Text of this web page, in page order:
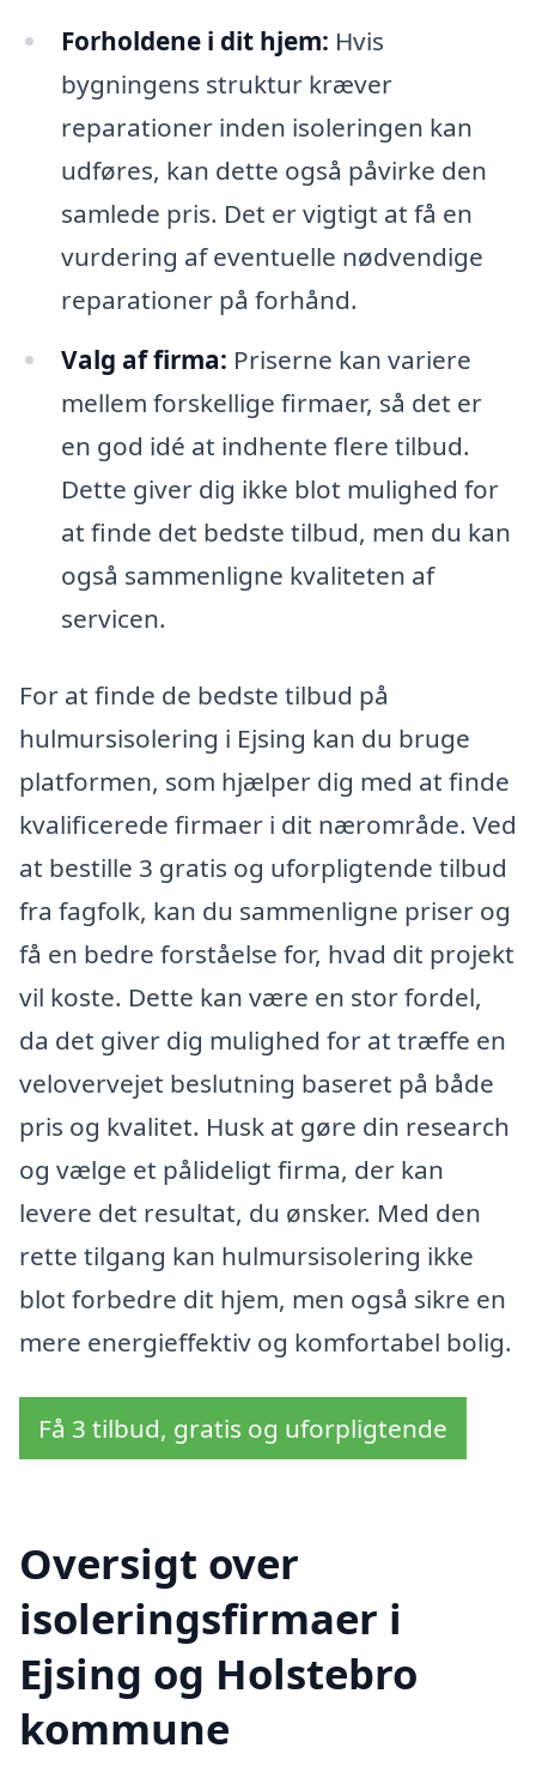
Forholdene i dit hjem: Hvis
bygningens struktur kræver
reparationer inden isoleringen kan
udføres, kan dette også påvirke den
samlede pris. Det er vigtigt at få en
vurdering af eventuelle nødvendige
reparationer på forhånd.
Valg af firma: Priserne kan variere
mellem forskellige firmaer, så det er
en god idé at indhente flere tilbud.
Dette giver dig ikke blot mulighed for
at finde det bedste tilbud, men du kan
også sammenligne kvaliteten af
servicen.
For at finde de bedste tilbud på
hulmursisolering i Ejsing kan du bruge
platformen, som hjælper dig med at finde
kvalificerede firmaer i dit nærområde. Ved
at bestille 3 gratis og uforpligtende tilbud
fra fagfolk, kan du sammenligne priser og
få en bedre forståelse for, hvad dit projekt
vil koste. Dette kan være en stor fordel,
da det giver dig mulighed for at træffe en
velovervejet beslutning baseret på både
pris og kvalitet. Husk at gøre din research
og vælge et pålideligt firma, der kan
levere det resultat, du ønsker. Med den
rette tilgang kan hulmursisolering ikke
blot forbedre dit hjem, men også sikre en
mere energieffektiv og komfortabel bolig.
Få 3 tilbud, gratis og uforpligtende
Oversigt over
isoleringsfirmaer i
Ejsing og Holstebro
kommune